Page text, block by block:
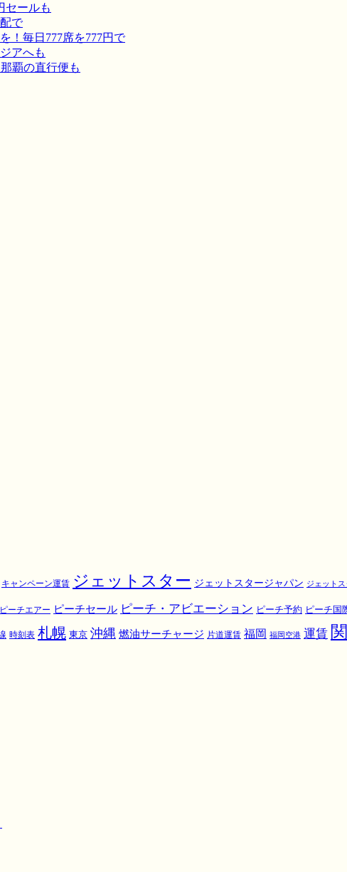
セールも
で
！毎日777席を777円で
アへも
覇の直行便も
キャンペーン運賃 ジェットスター ジェットスタージャパン ジェット
ピーチエアー ピーチセール ピーチ・アビエーション ピーチ予約 ピーチ国
時刻表 札幌 東京 沖縄 燃油サーチャージ 片道運賃 福岡 福岡空港 運賃